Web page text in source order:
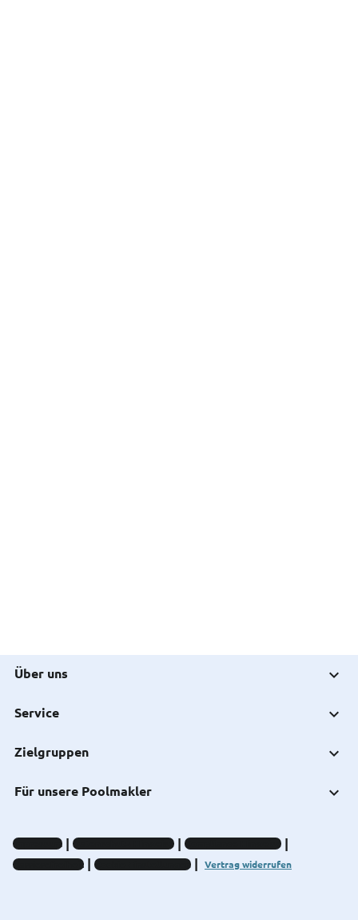
Über uns
Service
Zielgruppen
Für unsere Poolmakler
Impressum Datenschutz-Hinweise
Compliance-Hinweise
Barrierefreiheit
Cookie-Einstellungen Vertrag widerrufen